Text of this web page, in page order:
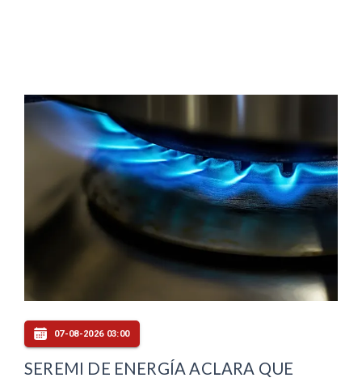
07-08-2026 03:00
SEREMI DE ENERGÍA ACLARA QUE